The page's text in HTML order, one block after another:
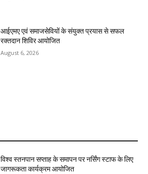
आईएमए एवं समाजसेवियों के संयुक्त प्रयास से सफल
रक्तदान शिविर आयोजित
August 6, 2026
विश्व स्तनपान सप्ताह के समापन पर नर्सिंग स्टाफ के लिए
जागरूकता कार्यक्रम आयोजित